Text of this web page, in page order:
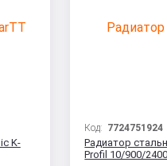
K-
Код: 7724751924
Радиатор
Profil 10/900/2400